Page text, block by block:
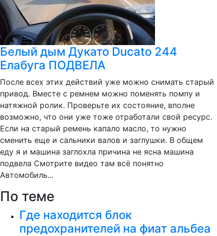
Белый дым Дукато Ducato 244
Елабуга ПОДВЕЛА
После всех этих действий уже можно снимать старый
привод. Вместе с ремнем можно поменять помпу и
натяжной ролик. Проверьте их состояние, вполне
возможно, что они уже тоже отработали свой ресурс.
Если на старый ремень капало масло, то нужно
сменить еще и сальники валов и заглушки. В общем
еду я и машина заглохла причина не ясна машина
подвела Смотрите видео там всё понятно
Автомобиль...
По теме
Где находится блок
предохранителей на фиат альбеа